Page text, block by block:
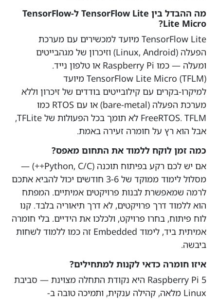
מה ההבדל בין TensorFlow Lite ל-TensorFlow
Lite Micro?
TensorFlow Lite מיועד למכשירים עם מערכת
הפעלה (Linux, Android) וזיכרון של מגהבייטים
ומעלה — כמו Raspberry Pi או טלפון נייד.
TensorFlow Lite Micro (TFLM) מיועד
למיקרו-בקרים עם קילובייטים בודדים של זיכרון וללא
מערכת הפעלה (bare-metal) או עם RTOS כמו
FreeRTOS. TFLM לא תומך בכל הפעולות של TFLite,
אבל הוא רץ על חומרה זעירה באמת.
כמה זמן לוקח ללמוד את התחום מאפס?
אם יש לכם רקע בפיתוח תוכנה (Python, C/C++) —
מסלול לימוד ממוקד של 3-6 חודשים יכול להביא אתכם
לרמה שמאפשרת לבנות פרויקטים אמיתיים. המפתח
הוא ללמוד דרך פרויקטים, לא דרך תיאוריה בלבד. קנו
לוח פיתוח, בחרו פרויקט, ולכלכו את הידיים. בלי חומרה
אמיתית ביד, לימוד Embedded זה כמו ללמוד לשחות
ביבשה.
איזו חומרה כדאי לקנות למתחילים?
Raspberry Pi 5 היא נקודת התחלה מצוינת — סביבת
Linux מלאה, קהילה ענקית, ותמיכה טובה ב-